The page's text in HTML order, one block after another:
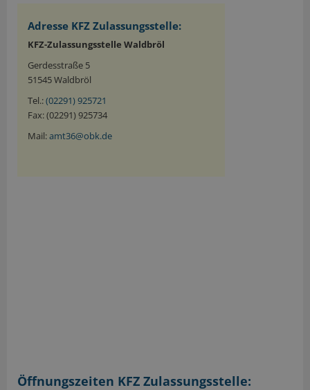
Adresse KFZ Zulassungsstelle:
KFZ-Zulassungsstelle Waldbröl
Gerdesstraße 5
51545 Waldbröl
Tel.:(02291) 925721
Fax: (02291) 925734
Mail:amt36@obk.de
Öffnungszeiten KFZ Zulassungsstelle: